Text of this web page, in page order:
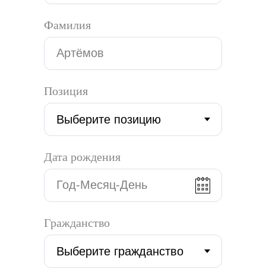
Фамилия
Позиция
Дата рождения
Гражданство